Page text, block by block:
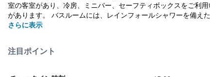
室の客室があり、冷房、ミニバー、セーフティボックスをご利
があります。 バスルームには、レインフォールシャワーを備え
さらに表示
注目ポイント